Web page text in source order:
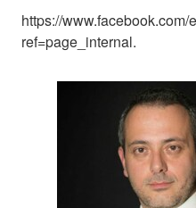
https://
ref=page_internal.